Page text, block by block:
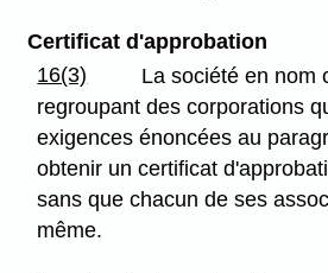
Certificat d'approbation
16(3)
La société en nom
regroupant des corporations
exigences énoncées au
obtenir un certificat
sans que chacun de ses
même.